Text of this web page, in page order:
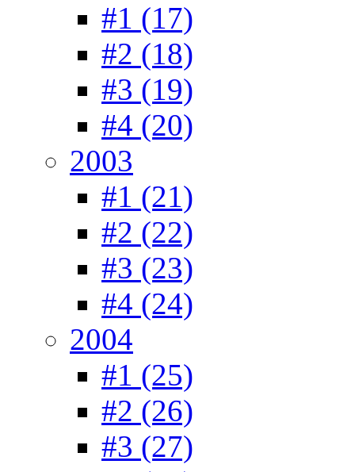
#1 (17)
#2 (18)
#3 (19)
#4 (20)
2003
#1 (21)
#2 (22)
#3 (23)
#4 (24)
2004
#1 (25)
#2 (26)
#3 (27)